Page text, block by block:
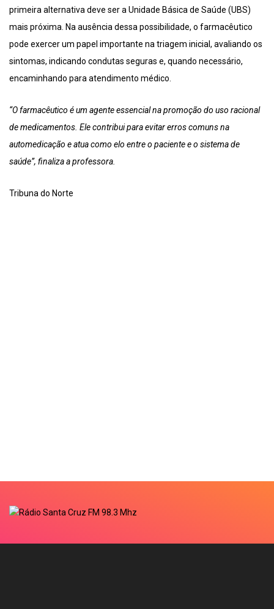
primeira alternativa deve ser a Unidade Básica de Saúde (UBS)
mais próxima. Na ausência dessa possibilidade, o farmacêutico
pode exercer um papel importante na triagem inicial, avaliando os
sintomas, indicando condutas seguras e, quando necessário,
encaminhando para atendimento médico.
“O farmacêutico é um agente essencial na promoção do uso racional
de medicamentos. Ele contribui para evitar erros comuns na
automedicação e atua como elo entre o paciente e o sistema de
saúde”, finaliza a professora.
Tribuna do Norte